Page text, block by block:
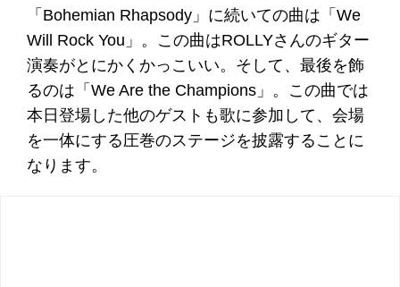
「Bohemian Rhapsody」に続いての曲は「We
Will Rock You」。この曲はROLLYさんのギター
演奏がとにかくかっこいい。そして、最後を飾
るのは「We Are the Champions」。この曲では
本日登場した他のゲストも歌に参加して、会場
を一体にする圧巻のステージを披露することに
なります。